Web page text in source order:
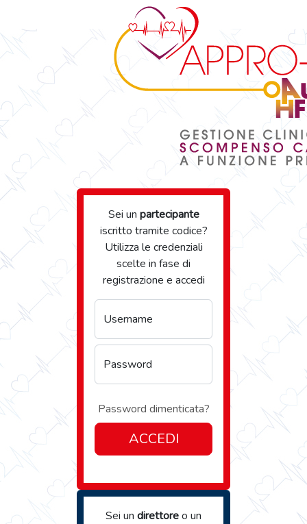
Sei un partecipante
iscritto tramite codice?
Utilizza le credenziali
scelte in fase di
registrazione e accedi
Username
Password
Password dimenticata?
ACCEDI
Sei un direttoreo un